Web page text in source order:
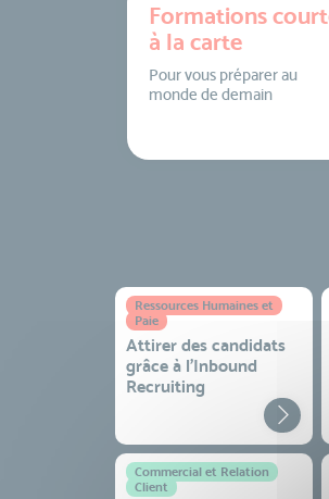
Formations
à la carte
Pour vous préparer au
monde de demain
Ressources Humaines et
Paie
Attirer des candidats
grâce à l’Inbound
Recruiting
Commercial et Relation
Client